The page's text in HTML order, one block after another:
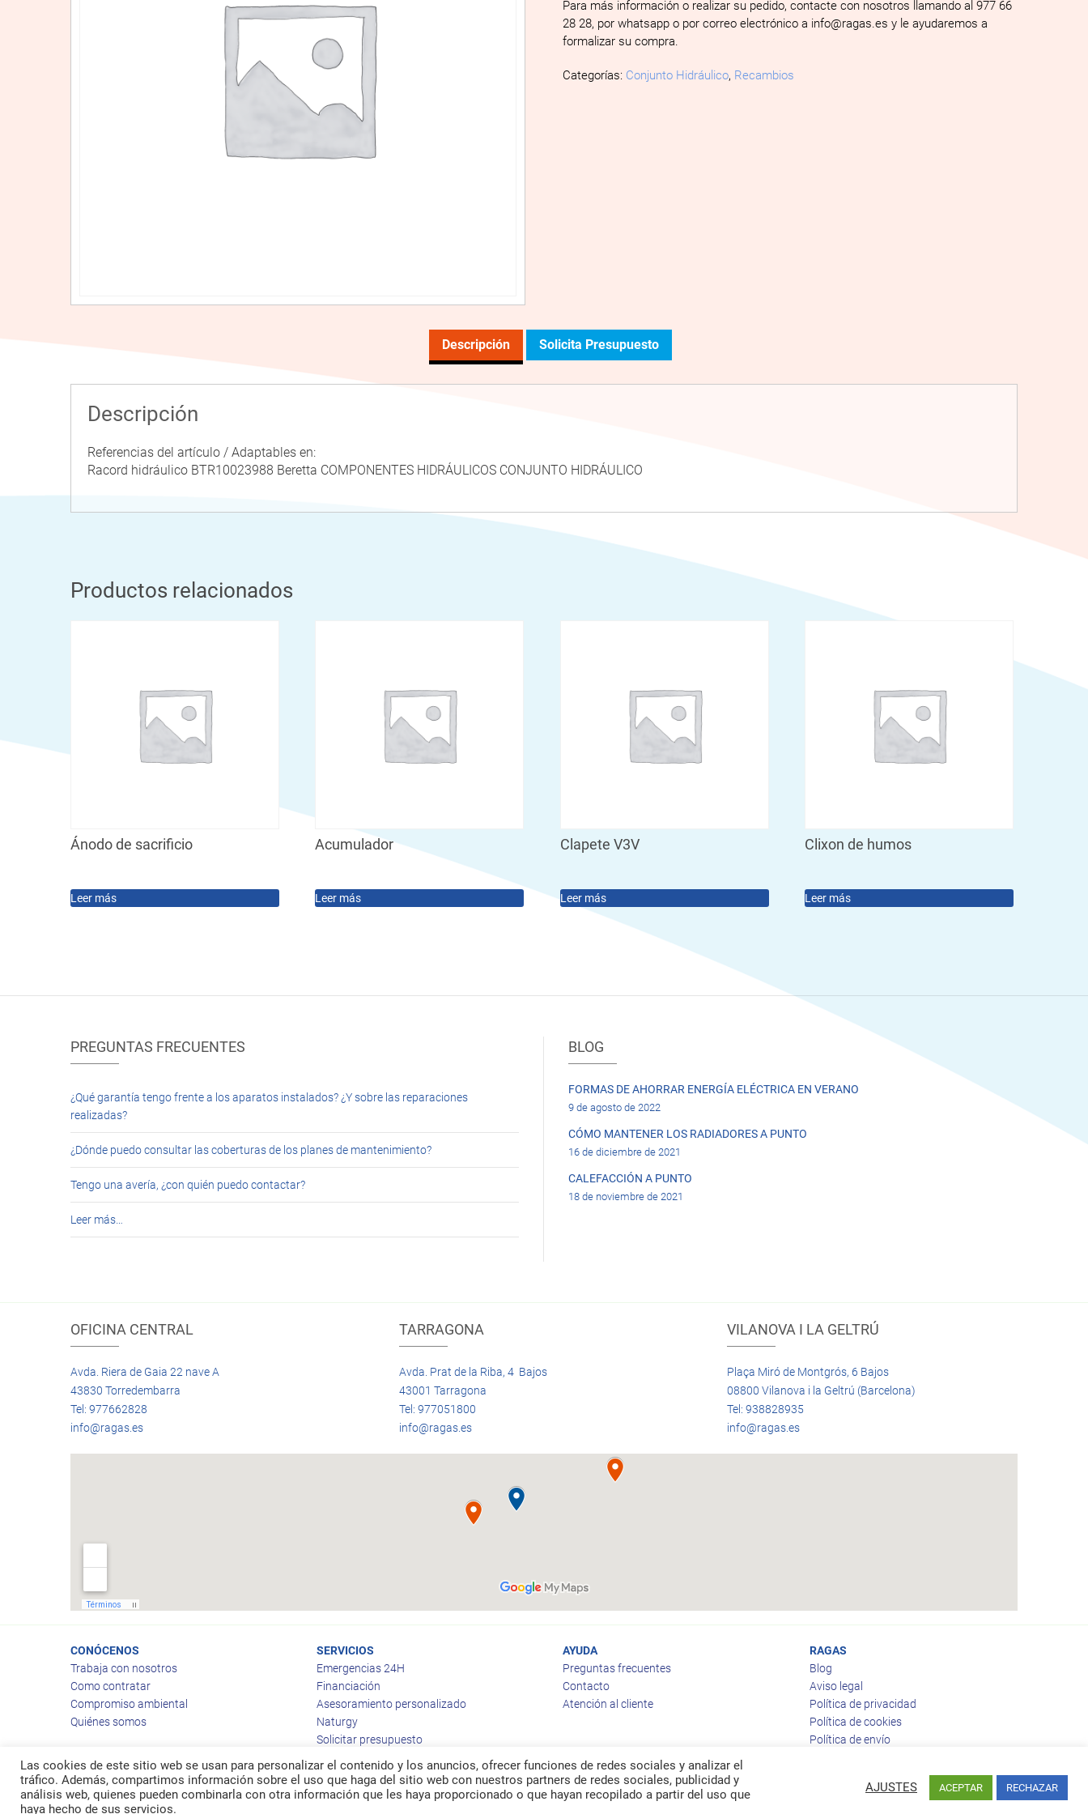
Para más información o realizar su pedido, contacte con nosotros llamando al 977 66
28 28, por whatsapp o por correo electrónico a info@ragas.es y le ayudaremos a
formalizar su compra.
Categorías: Conjunto Hidráulico, Recambios
Descripción Solicita Presupuesto
Descripción
Referencias del artículo / Adaptables en:
Racord hidráulico BTR10023988 Beretta COMPONENTES HIDRÁULICOS CONJUNTO HIDRÁULICO
Productos relacionados
Ánodo de sacrificio
Leer más
Acumulador
Leer más
Clapete V3V
Leer más
Clixon de humos
Leer más
PREGUNTAS FRECUENTES
¿Qué garantía tengo frente a los aparatos instalados? ¿Y sobre las reparaciones
realizadas?
¿Dónde puedo consultar las coberturas de los planes de mantenimiento?
Tengo una avería, ¿con quién puedo contactar?
Leer más…
BLOG
FORMAS DE AHORRAR ENERGÍA ELÉCTRICA EN VERANO
9 de agosto de 2022
CÓMO MANTENER LOS RADIADORES A PUNTO
16 de diciembre de 2021
CALEFACCIÓN A PUNTO
18 de noviembre de 2021
OFICINA CENTRAL
Avda. Riera de Gaia 22 nave A
43830 Torredembarra
Tel: 977662828
info@ragas.es
TARRAGONA
Avda. Prat de la Riba, 4 Bajos
43001 Tarragona
Tel: 977051800
info@ragas.es
VILANOVA I LA GELTRÚ
Plaça Miró de Montgrós, 6 Bajos
08800 Vilanova i la Geltrú (Barcelona)
Tel: 938828935
info@ragas.es
CONÓCENOS
Trabaja con nosotros
Como contratar
Compromiso ambiental
Quiénes somos
SERVICIOS
Emergencias 24H
Financiación
Asesoramiento personalizado
Naturgy
Solicitar presupuesto
AYUDA
Preguntas frecuentes
Contacto
Atención al cliente
RAGAS
Blog
Aviso legal
Política de privacidad
Política de cookies
Política de envío
© 2026Ragas
Las cookies de este sitio web se usan para personalizar el contenido y los anuncios, ofrecer funciones de redes sociales y analizar el
tráfico. Además, compartimos información sobre el uso que haga del sitio web con nuestros partners de redes sociales, publicidad y
análisis web, quienes pueden combinarla con otra información que les haya proporcionado o que hayan recopilado a partir del uso que
haya hecho de sus servicios.
AJUSTES ACEPTAR RECHAZAR